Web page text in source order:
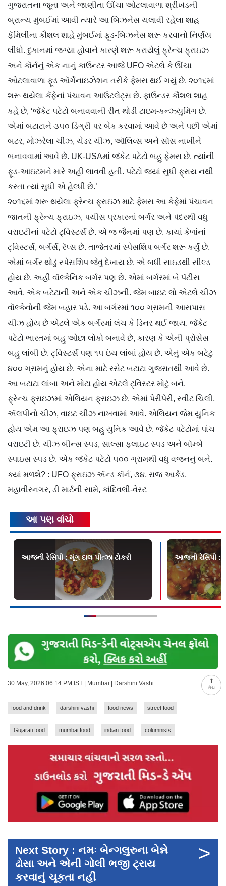
ટોચ
ગુજરાતના જૂના અને જાણીતા ઊંચા ઓટલાવાળા શ્રીખંડની
બ્રાન્ચ મુંબઈમાં આવી ત્યારે આ બિઝનેસ ચલાવી રહેલા શાહ
ફૅમિલીના કૌશલ શાહે મુંબઈમાં ફૂડ-બિઝનેસ શરૂ કરવાનો નિર્ણય
લીધો. દુકાનમાં જગ્યા હોવાને કારણે શરૂ કરાયેલું ફ્રેન્ચ ફ્રાઇઝ
અને કૉર્નનું એક નાનું કાઉન્ટર આજે UFO એટલે કે ઊંચા
ઓટલાવાળા ફૂડ ઑર્ગેનાઇઝેશન તરીકે ફેમસ થઈ ગયું છે. ૨૦૧૬માં
શરૂ થયેલા કૅફેનાં પંચાવન આઉટલેટ્સ છે. ફાઉન્ડર કૌશલ શાહ
કહે છે, ‘જૅકેટ પટેટો બનાવવાની રીત થોડી ટાઇમ-કન્ઝ્યુમિંગ છે.
એમાં બટાટાને ૩૫૦ ડિગ્રી પર બેક કરવામાં આવે છે અને પછી એમાં
બટર, મોઝરેલા ચીઝ, ચેડર ચીઝ, ઑલિવ્સ અને સૉસ નાખીને
બનાવવામાં આવે છે. UK-USAમાં જૅકેટ પટેટો બહુ ફેમસ છે. ત્યાંની
ફૂડ-આઇટમને મારે અહીં લાવવી હતી. પટેટો જ્યાં સુધી ફ્રાય નથી
કરતા ત્યાં સુધી એ હેલ્ધી છે.’
૨૦૧૬માં શરૂ થયેલા ફ્રેન્ચ ફ્રાઇઝ માટે ફેમસ આ કેફેમાં પંચાવન
જાતની ફ્રેન્ચ ફ્રાઇઝ, પચીસ પ્રકારનાં બર્ગર અને પંદરથી વધુ
વરાઇટીનાં પટેટો ટ્‌વિસ્ટર્સ છે. એ જ જૈનમાં પણ છે. કાચાં કેળાંનાં
ટ્‌વિસ્ટર્સ, બર્ગર્સ, રૅપ્સ છે. તાજેતરમાં સ્પેસશિપ બર્ગર શરૂ કર્યું છે.
એમાં બર્ગર થોડું સ્પેસશિપ જેવું દેખાય છે. એ બધી સાઇડથી સીલ્ડ
હોય છે. અહીં વૉલ્કેનિક બર્ગર પણ છે. એમાં બર્ગરમાં બે પૅટીસ
આવે. એક બટેટાની અને એક ચીઝની. જેમ બાઇટ લો એટલે ચીઝ
વૉલ્કેનોની જેમ બહાર પડે. આ બર્ગરમાં ૧૦૦ ગ્રામની આસપાસ
ચીઝ હોય છે એટલે એક બર્ગરમાં લંચ કે ડિનર થઈ જાય. જૅકેટ
પટેટો ભારતમાં બહુ ઓછા લોકો બનાવે છે, કારણ કે એની પ્રોસેસ
બહુ લાંબી છે. ટ્‌વિસ્ટર્સ પણ ૧૫ ઇંચ લાંબાં હોય છે. એનું એક બટેટું
૪૦૦ ગ્રામનું હોય છે. એના માટે રસેટ બટાટા ગુજરાતથી આવે છે.
આ બટાટા લાંબા અને મોટા હોય એટલે ટ્‌વિસ્ટર મોટું બને.
ફ્રેન્ચ ફ્રાઇઝમાં એલિયન ફ્રાઇઝ છે. એમાં પેરીપેરી, સ્વીટ ચિલી,
ઍલપીનો ચીઝ, વાઇટ ચીઝ નાખવામાં આવે. એલિયન જેમ યુનિક
હોય એમ આ ફ્રાઇઝ પણ બહુ યુનિક આવે છે. જૅકેટ પટેટોમાં પાંચ
વરાઇટી છે. ચીઝ બીન્સ સ્પડ, સાલ્સા ફ્લાઇટ સ્પડ અને બૉમ્બે
સ્પાઇસ સ્પડ છે. એક જૅકેટ પટેટો ૫૦૦ ગ્રામથી વધુ વજનનું બને.
ક્યાં મળશે? : UFO ફ્રાઇઝ ઍન્ડ કૉર્ન, ૩૪, રાજ આર્કેડ,
મહાવીરનગર, ડી માર્ટની સામે, કાંદિવલી-વેસ્ટ
આ પણ વાંચો
આજની રેસિપી : મૂંગ દાલ પીત્ઝા ટોકરી આજની રેસિપી :
30 May, 2026 06:14 PM IST | Mumbai | Darshini Vashi
food and drink darshini vashi food news street food
Gujarati food mumbai food indian food columnists
Next Story : નમઃ બેન્ગલુરુના બેન્ને
ઢોસા અને એની ગોલી ભજી ટ્રાય
કરવાનું ચૂકતા નહીં
>